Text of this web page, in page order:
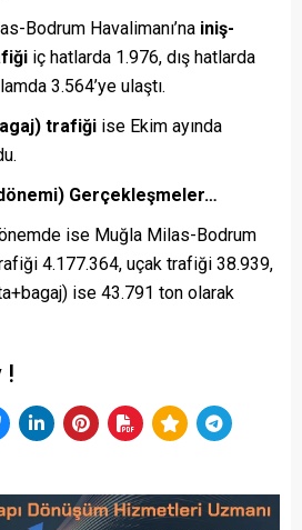
Bodrum Havalimanı’na iniş-
iç hatlarda 1.976, dış hatlarda
3.564’ye ulaştı.
trafiği ise Ekim ayında
Gerçekleşmeler…
ise Muğla Milas-Bodrum
4.177.364, uçak trafiği 38.939,
ise 43.791 ton olarak
!